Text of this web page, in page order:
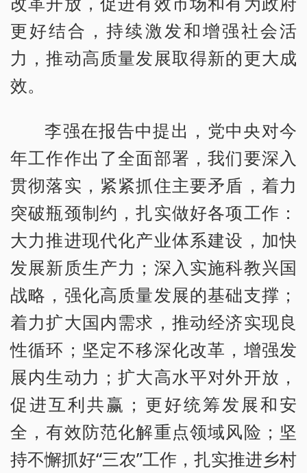
更好结合，持续激发和增强社会活
力，推动高质量发展取得新的更大成
效。
李强在报告中提出，党中央对今
年工作作出了全面部署，我们要深入
贯彻落实，紧紧抓住主要矛盾，着力
突破瓶颈制约，扎实做好各项工作：
大力推进现代化产业体系建设，加快
发展新质生产力；深入实施科教兴国
战略，强化高质量发展的基础支撑；
着力扩大国内需求，推动经济实现良
性循环；坚定不移深化改革，增强发
展内生动力；扩大高水平对外开放，
促进互利共赢；更好统筹发展和安
全，有效防范化解重点领域风险；坚
持不懈抓好“三农”工作，扎实推进乡村